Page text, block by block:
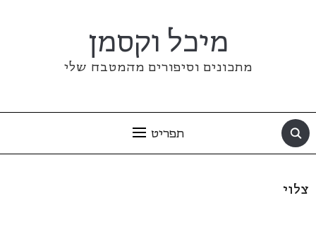
מיכל וקסמן
מתכונים וסיפורים מהמטבח שלי
תפריט
צלוי